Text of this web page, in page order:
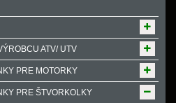
ATV/ UTV
PRE MOTORKY
PRE ŠTVORKOLKY